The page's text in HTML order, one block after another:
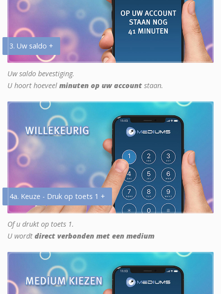
3. Uw saldo +
Uw saldo bevestiging.
U hoort hoeveel minuten op uw account staan.
4a. Keuze - Druk op toets 1 +
Of u drukt op toets 1.
U wordt direct verbonden met een medium